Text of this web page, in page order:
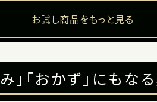
お試し商品をもっと見る
」「おかず」にもな